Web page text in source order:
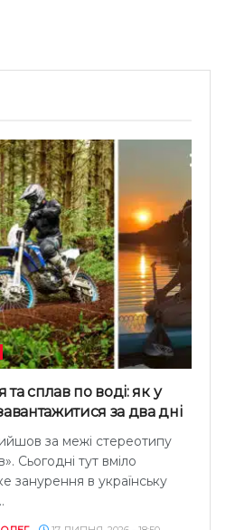
та сплав по воді: як у
за два дні
за межі стереотипу
Сьогодні тут вміло
занурення в українську